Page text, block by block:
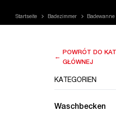
Startseite Badezimmer Badewanne
←
POWRÓT DO
GŁÓWNEJ
KATEGORIEN
Waschbecken